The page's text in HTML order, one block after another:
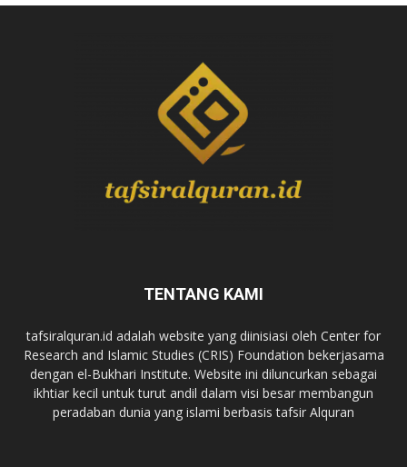
TENTANG KAMI
tafsiralquran.id adalah website yang diinisiasi oleh Center for
Research and Islamic Studies (CRIS) Foundation bekerjasama
dengan el-Bukhari Institute. Website ini diluncurkan sebagai
ikhtiar kecil untuk turut andil dalam visi besar membangun
peradaban dunia yang islami berbasis tafsir Alquran